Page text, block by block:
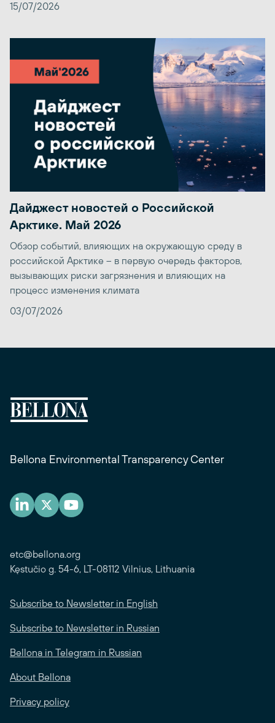
15/07/2026
Дайджест новостей о Российской
Арктике. Май 2026
Обзор событий, влияющих на окружающую среду в
российской Арктике – в первую очередь факторов,
вызывающих риски загрязнения и влияющих на
процесс изменения климата
03/07/2026
Bellona Environmental Transparency Center
etc@bellona.org
Kęstučio g. 54-6, LT-08112 Vilnius, Lithuania
Subscribe to Newsletter in English
Subscribe to Newsletter in Russian
Bellona in Telegram in Russian
About Bellona
Privacy policy